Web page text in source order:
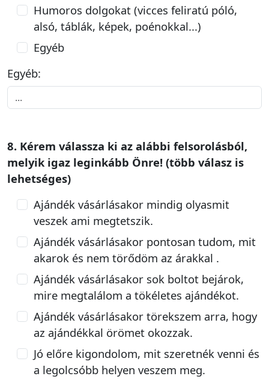
Humoros dolgokat (vicces feliratú póló,
alsó, táblák, képek, poénokkal...)
Egyéb
Egyéb:
8. Kérem válassza ki az alábbi felsorolásból,
melyik igaz leginkább Önre! (több válasz is
lehetséges)
Ajándék vásárlásakor mindig olyasmit
veszek ami megtetszik.
Ajándék vásárlásakor pontosan tudom, mit
akarok és nem törődöm az árakkal .
Ajándék vásárlásakor sok boltot bejárok,
mire megtalálom a tökéletes ajándékot.
Ajándék vásárlásakor törekszem arra, hogy
az ajándékkal örömet okozzak.
Jó előre kigondolom, mit szeretnék venni és
a legolcsóbb helyen veszem meg.